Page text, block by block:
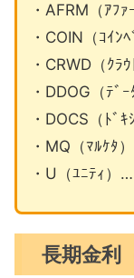
・AFRM（ｱﾌ
・COIN（ｺｲﾝ
・CRWD（ｸ
・DDOG（ﾃﾞ
・DOCS（ﾄﾞ
・MQ（ﾏﾙｹﾀ
・U（ﾕﾆﾃｨ）
長期金利